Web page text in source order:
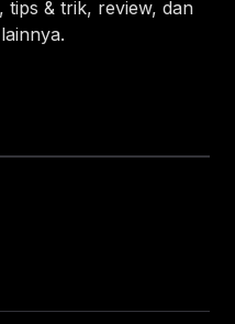
tips & trik, review, dan